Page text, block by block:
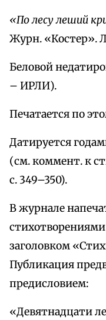
«По лесу леший
Журн. «Костер».
Беловой
– ИРЛИ).
Печатается по
Датируется
(см. коммент. к
с. 349–350).
В журнале
заголовком
Публикация
предисловием:
«Девятнадцати